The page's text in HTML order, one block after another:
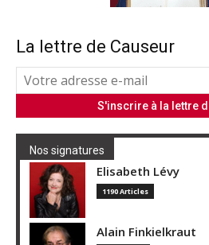
La lettre de Causeur
Nos signatures
Elisabeth Lévy
1190 Articles
Alain Finkielkraut